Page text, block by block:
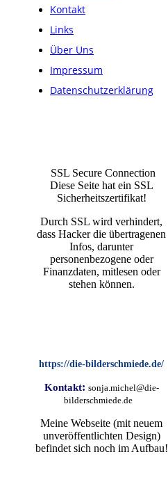
Kontakt
Links
Über Uns
Impressum
Datenschutzerklärung
SSL Secure Connection
Diese Seite hat ein SSL
Sicherheitszertifikat!
Durch SSL wird verhindert,
dass Hacker die übertragenen
Infos, darunter
personenbezogene oder
Finanzdaten, mitlesen oder
stehen können.
https://die-bilderschmiede.de/
Kontakt: sonja.michel@die-
bilderschmiede.de
Meine Webseite (mit neuem
unveröffentlichten Design)
befindet sich noch im Aufbau!